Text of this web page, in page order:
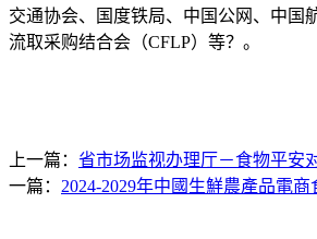
交通协会、国度铁局、中国公网、中国
流取采购结合会（CFLP）等？。
上一篇： 省市场监视办理厅－食物平安
一篇： 2024-2029年中國生鮮農產品電